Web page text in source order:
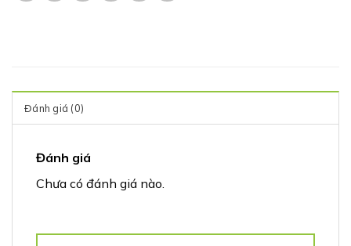
51.000 ₫.
Đánh giá (0)
Đánh giá
Chưa có đánh giá nào.